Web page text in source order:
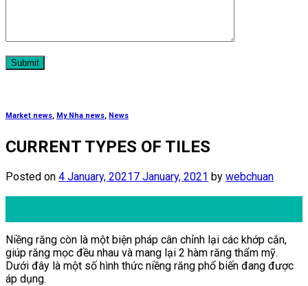
Market news, My Nha news, News
CURRENT TYPES OF TILES
Posted on 4 January, 20217 January, 2021 by webchuan
Niềng răng còn là một biện pháp cân chỉnh lại các khớp cắn,
giúp răng mọc đều nhau và mang lại 2 hàm răng thẩm mỹ.
Dưới đây là một số hình thức niềng răng phổ biến đang được
áp dụng.